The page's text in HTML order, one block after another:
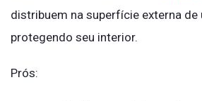
distribuem na superfície externa de
protegendo seu interior.
Prós: